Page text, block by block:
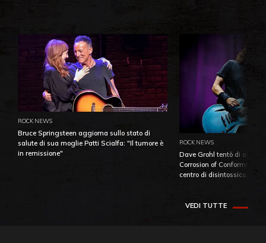
ROCK NEWS
Bruce Springsteen aggiorna sullo stato di
salute di sua moglie Patti Scialfa: "Il tumore è
in remissione"
ROCK NEWS
Dave Grohl tentò di
Corrosion of Conformity
centro di
VEDI TUTTE